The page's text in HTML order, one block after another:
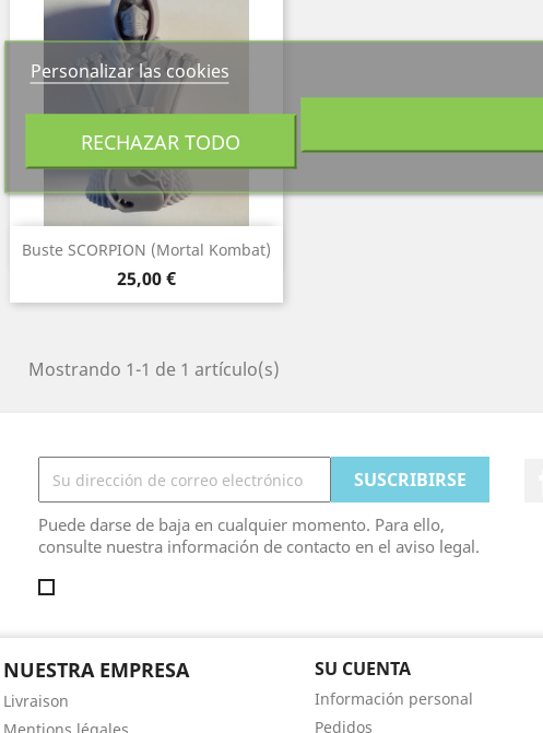
Buste SCORPION (Mortal Kombat)
Precio
25,00 €
Vista rápida
Mostrando 1-1 de 1 artículo(s)
Puede darse de baja en cualquier momento. Para ello,
consulte nuestra información de contacto en el aviso legal.
NUESTRA EMPRESA
Livraison
SU CUENTA
Información personal
Pedidos
Personalizar las cookies
RECHAZAR TODO